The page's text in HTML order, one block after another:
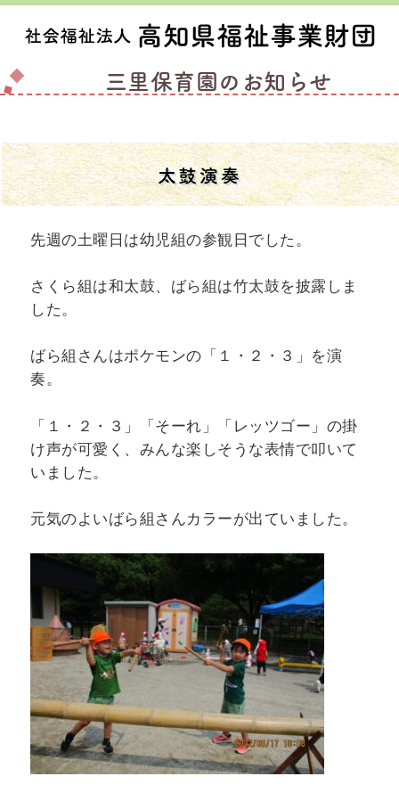
三里保育園のお知らせ
太鼓演奏
先週の土曜日は幼児組の参観日でした。
さくら組は和太鼓、ばら組は竹太鼓を披露しま
した。
ばら組さんはポケモンの「１・２・３」を演
奏。
「１・２・３」「そーれ」「レッツゴー」の掛
け声が可愛く、みんな楽しそうな表情で叩いて
いました。
元気のよいばら組さんカラーが出ていました。